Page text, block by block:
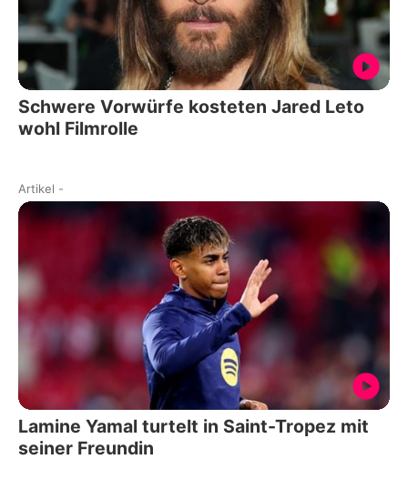
Schwere Vorwürfe kosteten Jared Leto
wohl Filmrolle
Artikel -
Lamine Yamal turtelt in Saint-Tropez mit
seiner Freundin